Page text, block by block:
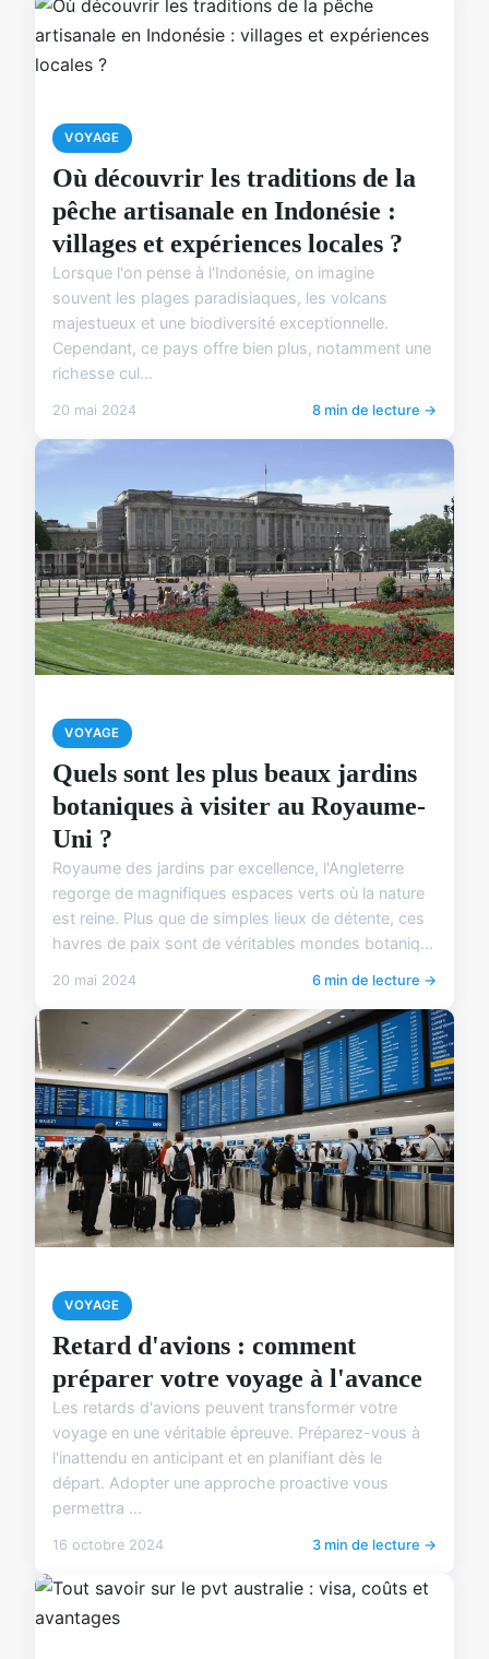
VOYAGE
Où découvrir les traditions de la
pêche artisanale en Indonésie :
villages et expériences locales ?
Lorsque l'on pense à l'Indonésie, on imagine
souvent les plages paradisiaques, les volcans
majestueux et une biodiversité exceptionnelle.
Cependant, ce pays offre bien plus, notamment une
richesse cul...
20 mai 2024 8 min de lecture →
VOYAGE
Quels sont les plus beaux jardins
botaniques à visiter au Royaume-
Uni ?
Royaume des jardins par excellence, l'Angleterre
regorge de magnifiques espaces verts où la nature
est reine. Plus que de simples lieux de détente, ces
havres de paix sont de véritables mondes botaniq...
20 mai 2024 6 min de lecture →
VOYAGE
Retard d'avions : comment
préparer votre voyage à l'avance
Les retards d'avions peuvent transformer votre
voyage en une véritable épreuve. Préparez-vous à
l'inattendu en anticipant et en planifiant dès le
départ. Adopter une approche proactive vous
permettra ...
16 octobre 2024 3 min de lecture →